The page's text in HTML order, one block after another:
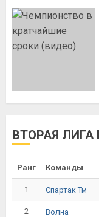
ВТОРАЯ ЛИГА
Ранг Команды
1 Спартак Тм
2 Волна